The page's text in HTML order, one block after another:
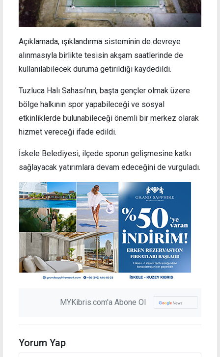
Açıklamada, ışıklandırma sisteminin de devreye
alınmasıyla birlikte tesisin akşam saatlerinde de
kullanılabilecek duruma getirildiği kaydedildi.
Tuzluca Halı Sahası’nın, başta gençler olmak üzere
bölge halkının spor yapabileceği ve sosyal
etkinliklerde bulunabileceği önemli bir merkez olarak
hizmet vereceği ifade edildi.
İskele Belediyesi, ilçede sporun gelişmesine katkı
sağlayacak yatırımlara devam edeceğini de vurguladı.
MYKibris.com'a Abone Ol
Yorum Yap